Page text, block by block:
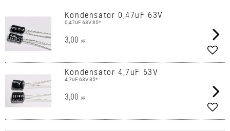
Kondensator 0,47uF 63V
0,47uF 63V 85*
3,00 KR
Kondensator 4,7uF 63V
4,7uF 63V 85*
3,00 KR